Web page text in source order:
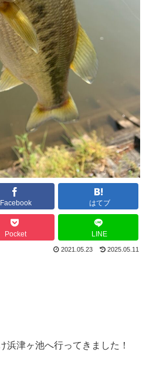
Facebook はてブ
Pocket LINE
2021.05.23 2025.05.11
浜津ヶ池へ行ってきました！